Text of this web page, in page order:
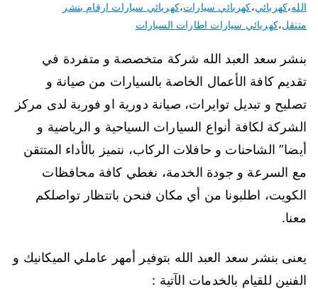
الله،كهربائي،كهربائي سيارات،كهربائي سيارات ارقام بنشر
متنقل،كهربائي سيارات اطارات السيارات
بنشر سعد العبد الله شركة متخصصة و متفردة في
تقديم كافة الأعمال الخاصة بالسيارات من صيانة و
تصليح و تبديل توايرات، صيانة دورية او فورية لدى مركز
الشركة لكافة أنواع السيارات السياحية و الرياضية و
أيضا” الشاحنات و حافلات الركاب، نتميز بالأداء المتتقن
مع السرعة و جودة الخدمة، نغطي كافة محافظات
الكويت، اطلبونا من أي مكان فنحن باتتظار تواصلكم
معنا.
يعنى بنشر سعد العبد الله بتوفير أمهر عاملي الميكانيك و
الفنين للقيام بالخدمات الآتية :